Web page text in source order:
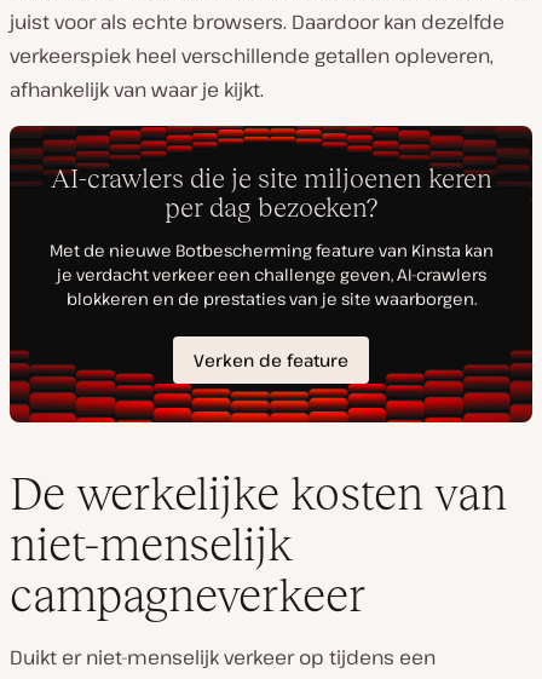
juist voor als echte browsers. Daardoor kan dezelfde
verkeerspiek heel verschillende getallen opleveren,
afhankelijk van waar je kijkt.
De werkelijke kosten van
niet-menselijk
campagneverkeer
Duikt er niet-menselijk verkeer op tijdens een